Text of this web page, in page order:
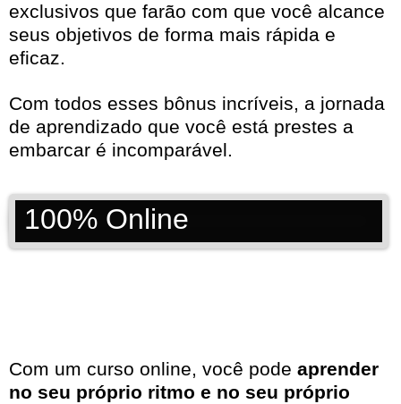
exclusivos que farão com que você alcance
seus objetivos de forma mais rápida e
eficaz.
Com todos esses bônus incríveis, a jornada
de aprendizado que você está prestes a
embarcar é incomparável.
100% Online
Com um curso online, você pode aprender
no seu próprio ritmo e no seu próprio